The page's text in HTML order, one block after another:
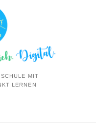
MIT
LERNEN